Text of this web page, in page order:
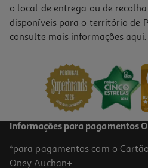
Ração Para Cão Mini Adulto Advance
Price reduced from
20,69 €
o local de entrega ou de
disponíveis para o território de
consulte mais informações aqui.
Informações para pagamentos
*para pagamentos com o
Oney Auchan+.